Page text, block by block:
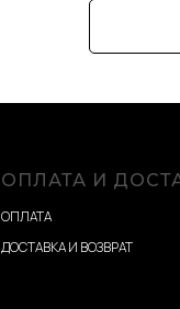
ОПЛАТА И
ОПЛАТА
ДОСТАВКА И ВОЗВРАТ